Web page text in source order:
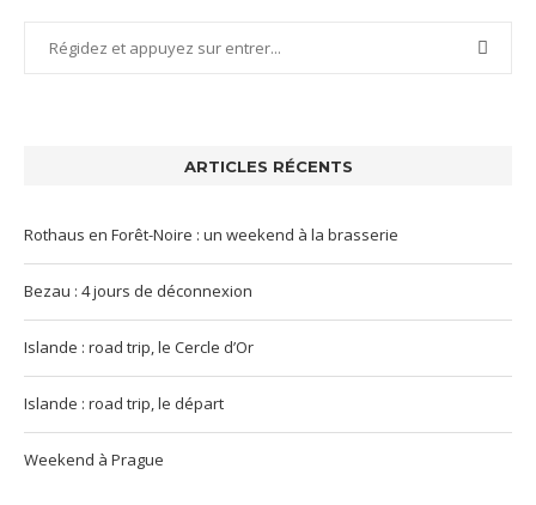
ARTICLES RÉCENTS
Rothaus en Forêt-Noire : un weekend à la brasserie
Bezau : 4 jours de déconnexion
Islande : road trip, le Cercle d’Or
Islande : road trip, le départ
Weekend à Prague